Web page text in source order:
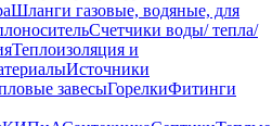
Шланги газовые, водяные, для
Счетчики воды/ тепла/
Теплоизоляция и
Источники
завесыГорелкиФитинги